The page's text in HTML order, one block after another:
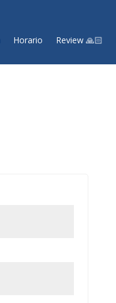
Horario Review 🙏🏻